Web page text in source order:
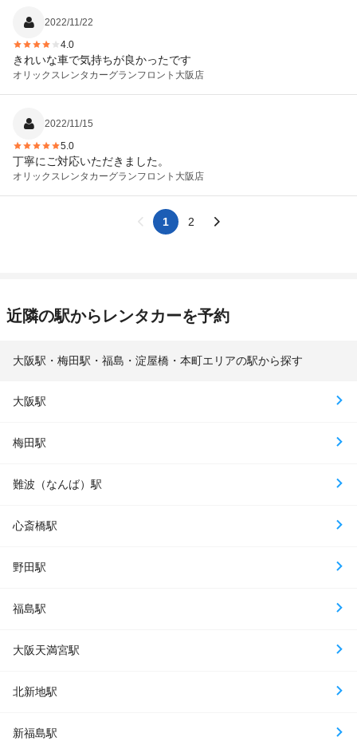
2022/11/22
4.0
きれいな車で気持ちが良かったです
オリックスレンタカーグランフロント大阪店
2022/11/15
5.0
丁寧にご対応いただきました。
オリックスレンタカーグランフロント大阪店
1 2
近隣の駅からレンタカーを予約
大阪駅・梅田駅・福島・淀屋橋・本町エリアの駅から探す
大阪駅
梅田駅
難波（なんば）駅
心斎橋駅
野田駅
福島駅
大阪天満宮駅
北新地駅
新福島駅